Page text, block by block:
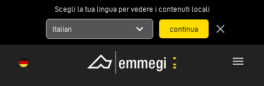
Scegli la tua lingua per vedere i contenuti locali
Italian expand_more close
menu